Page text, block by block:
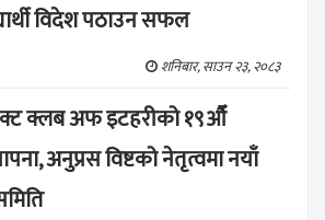
विदेश पठाउन सफल
शनिबार, साउन २३, २०८३
क्लब अफ इटहरीको १९औँ
अनुप्रस विष्टको नेतृत्वमा नयाँ